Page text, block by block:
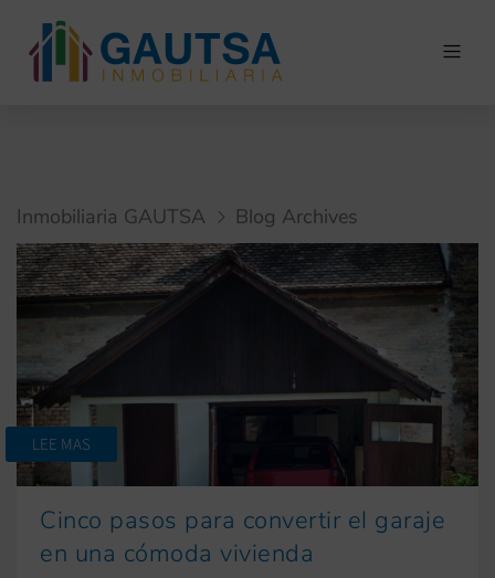
Inmobiliaria GAUTSA Blog Archives
LEE MAS
Cinco pasos para convertir el garaje
en una cómoda vivienda